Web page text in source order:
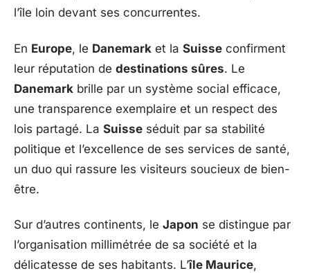
l’île loin devant ses concurrentes.
En Europe, le Danemark et la Suisse confirment
leur réputation de destinations sûres. Le
Danemark brille par un système social efficace,
une transparence exemplaire et un respect des
lois partagé. La Suisse séduit par sa stabilité
politique et l’excellence de ses services de santé,
un duo qui rassure les visiteurs soucieux de bien-
être.
Sur d’autres continents, le Japon se distingue par
l’organisation millimétrée de sa société et la
délicatesse de ses habitants. L’île Maurice,